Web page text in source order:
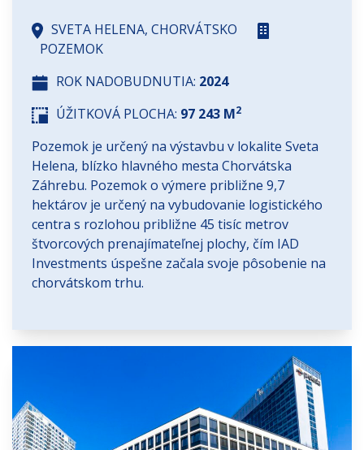
SVETA HELENA, CHORVÁTSKO
POZEMOK
ROK NADOBUDNUTIA: 2024
ÚŽITKOVÁ PLOCHA: 97 243 M2
Pozemok je určený na výstavbu v lokalite Sveta
Helena, blízko hlavného mesta Chorvátska
Záhrebu. Pozemok o výmere približne 9,7
hektárov je určený na vybudovanie logistického
centra s rozlohou približne 45 tisíc metrov
štvorcových prenajímateľnej plochy, čím IAD
Investments úspešne začala svoje pôsobenie na
chorvátskom trhu.